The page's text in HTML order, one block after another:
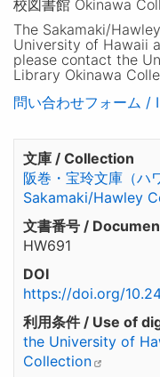
校図書館 Okinawa
The Sakamaki/
University of Hawaii
please contact the
Library Okinawa
問い合わせフォーム /
文庫 / Collection
阪巻・宝玲文庫（ハ
Sakamaki/Hawley
文書番号 /
HW691
DOI
https://doi.org/
利用条件 / Use of
the University of
Collection